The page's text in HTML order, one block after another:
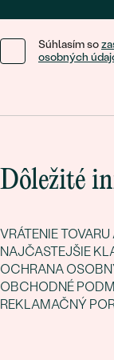
Súhlasím so
osobných
Dôležité
VRÁTENIE
NAJČASTEJŠIE
OCHRANA
OBCHODNÉ
REKLAMAČNÝ